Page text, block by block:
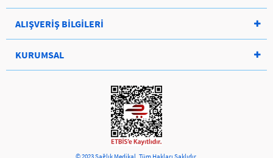
ALIŞVERİŞ BİLGİLERİ
KURUMSAL